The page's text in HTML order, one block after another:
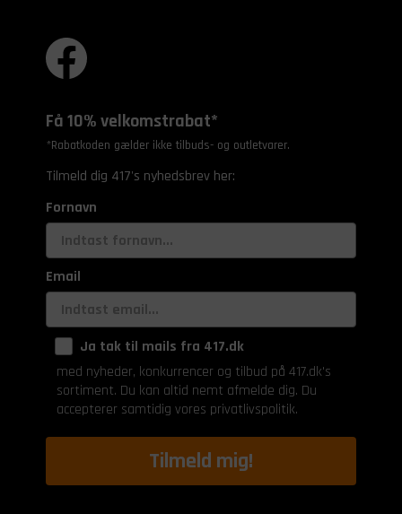
Få 10% velkomstrabat*
*Rabatkoden gælder ikke tilbuds- og outletvarer.
Tilmeld dig 417's nyhedsbrev her:
Fornavn
Email
Ja tak til mails fra 417.dk
med nyheder, konkurrencer og tilbud på 417.dk's
sortiment. Du kan altid nemt afmelde dig. Du
accepterer samtidig vores privatlivspolitik.
Tilmeld mig!